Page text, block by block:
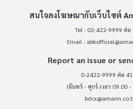
สนใจลงโฆษณากับเว็บไซต์
Tel : 02-422-9999 ต่อ
Email :
Report an issue or
0-2422-9999 ต่อ
(จันทร์ - ศุกร์ เวลา 09.00